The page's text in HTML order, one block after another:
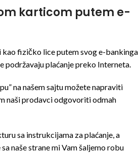
karticom putem e-
fizičko lice putem svog e-bankinga
podržavaju plaćanje preko Interneta.
na našem sajtu možete napraviti
naši prodavci odgovoriti odmah
sa instrukcijama za plaćanje, a
naše strane mi Vam šaljemo robu